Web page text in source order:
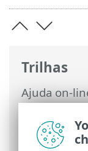
Trilhas
Ajuda on-
Security>
Interface
interface